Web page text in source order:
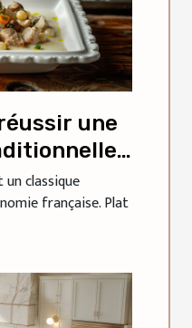
une
chef
classique
française. Plat